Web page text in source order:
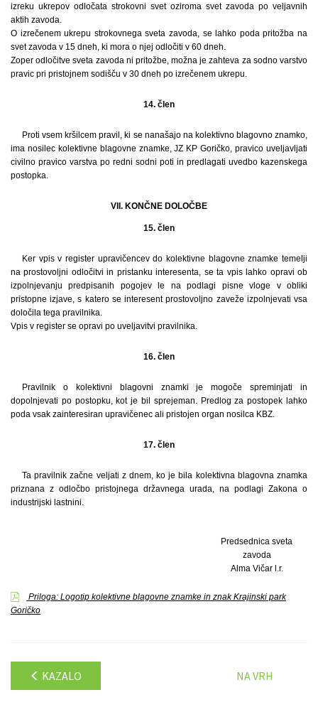
izreku ukrepov odločata strokovni svet oziroma svet zavoda po veljavnih
aktih zavoda.
O izrečenem ukrepu strokovnega sveta zavoda, se lahko poda pritožba na
svet zavoda v 15 dneh, ki mora o njej odločiti v 60 dneh.
Zoper odločitve sveta zavoda ni pritožbe, možna je zahteva za sodno varstvo
pravic pri pristojnem sodišču v 30 dneh po izrečenem ukrepu.
14. člen
Proti vsem kršilcem pravil, ki se nanašajo na kolektivno blagovno znamko,
ima nosilec kolektivne blagovne znamke, JZ KP Goričko, pravico uveljavljati
civilno pravico varstva po redni sodni poti in predlagati uvedbo kazenskega
postopka.
VII. KONČNE DOLOČBE
15. člen
Ker vpis v register upravičencev do kolektivne blagovne znamke temelji
na prostovoljni odločitvi in pristanku interesenta, se ta vpis lahko opravi ob
izpolnjevanju predpisanih pogojev le na podlagi pisne vloge v obliki
pristopne izjave, s katero se interesent prostovoljno zaveže izpolnjevati vsa
določila tega pravilnika.
Vpis v register se opravi po uveljavitvi pravilnika.
16. člen
Pravilnik o kolektivni blagovni znamki je mogoče spreminjati in
dopolnjevati po postopku, kot je bil sprejeman. Predlog za postopek lahko
poda vsak zainteresiran upravičenec ali pristojen organ nosilca KBZ.
17. člen
Ta pravilnik začne veljati z dnem, ko je bila kolektivna blagovna znamka
priznana z odločbo pristojnega državnega urada, na podlagi Zakona o
industrijski lastnini.
Predsednica sveta
zavoda
Alma Vičar l.r.
Priloga: Logotip kolektivne blagovne znamke in znak Krajinski park
Goričko
KAZALO NA VRH